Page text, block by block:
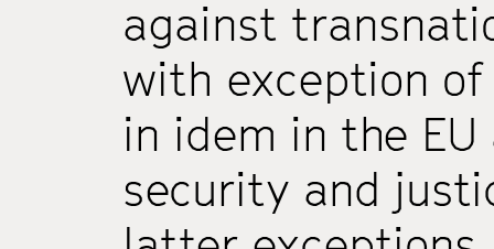
against
with exception
in idem in the
security and